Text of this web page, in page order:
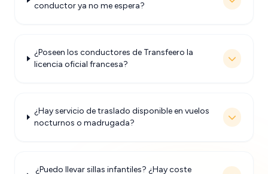
conductor ya no me espera?
¿Poseen los conductores de Transfeero la
licencia oficial francesa?
¿Hay servicio de traslado disponible en vuelos
nocturnos o madrugada?
¿Puedo llevar sillas infantiles? ¿Hay coste